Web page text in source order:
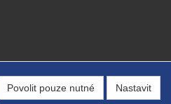
Povolit pouze nutné Nastavit